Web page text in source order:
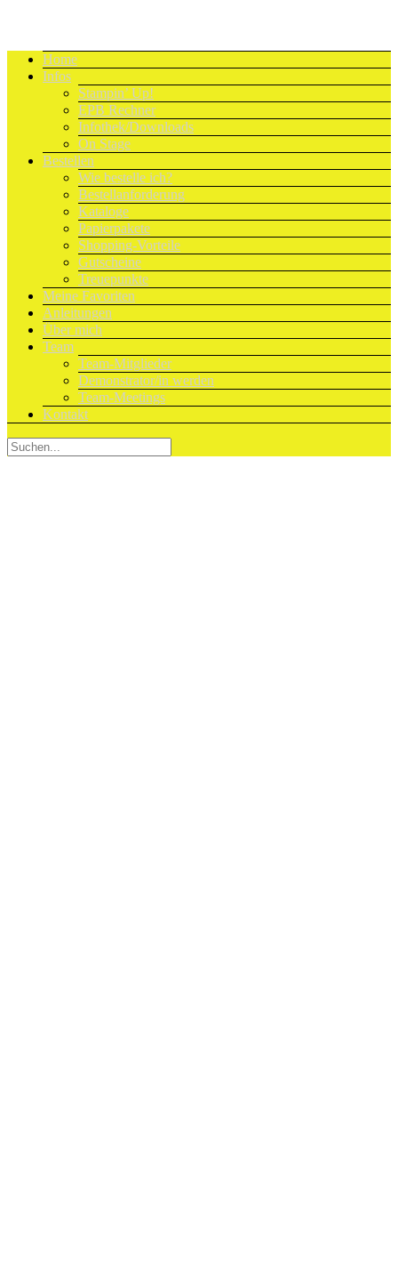
Home
Infos
Stampin’ Up!
EPB Rechner
Infothek/Downloads
On Stage
Bestellen
Wie bestelle ich?
Bestellanforderung
Kataloge
Papierpakete
Shopping-Vorteile
Gutscheine
Treuepunkte
Meine Favoriten
Anleitungen
Über mich
Team
Team-Mitglieder
Demonstrator/in werden
Team-Meetings
Kontakt